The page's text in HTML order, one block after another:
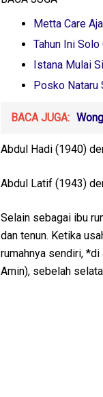
Metta Care
Tahun Ini
Istana Mulai
Posko Nataru
BACA JUGA:
Abdul Hadi (1940)
Abdul Latif (1943)
Selain sebagai ibu
dan tenun. Ketika
rumahnya sendiri,
Amin), sebelah